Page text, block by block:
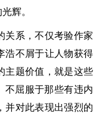
辉。
系，不仅考验作家
浩不屑于让人物获得
主题价值，就是这些
不屈服于那些有违内
并对此表现出强烈的